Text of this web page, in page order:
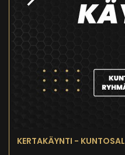
KERTAKÄYNTI -